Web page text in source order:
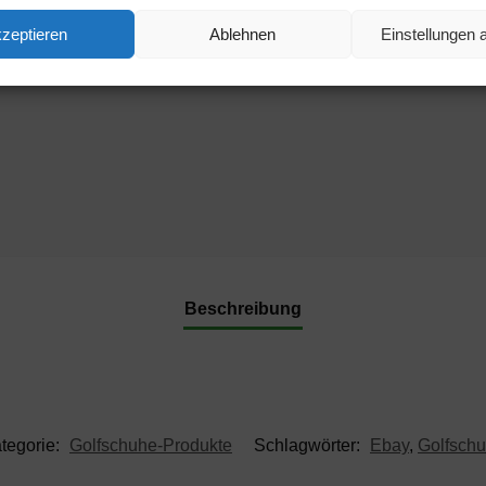
Ablehnen Einstellungen
Beschreibung
Golfschuhe-Produkte Schlagwörter: Ebay,